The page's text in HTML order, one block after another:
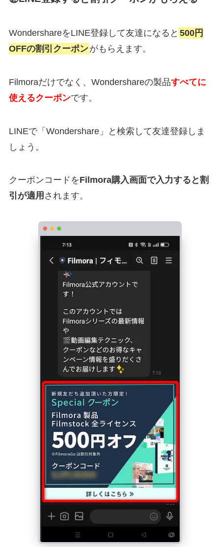
WondershareをLINE登録して友達になると 500円
OFFの割引クーポンがもらえます。
Filmoraだけでなく、Wondershareの製品すべてに
使えるクーポンです。
LINEで「Wondershare」と検索して友達登録しま
しょう。
クーポンコードをFilmora購入画面で入力すると割
引が適用 されます。